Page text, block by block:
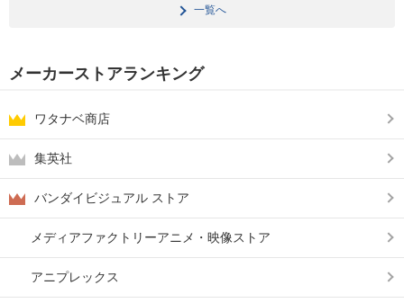
一覧へ
メーカーストアランキング
ワタナベ商店
集英社
バンダイビジュアル ストア
メディアファクトリーアニメ・映像ストア
アニプレックス